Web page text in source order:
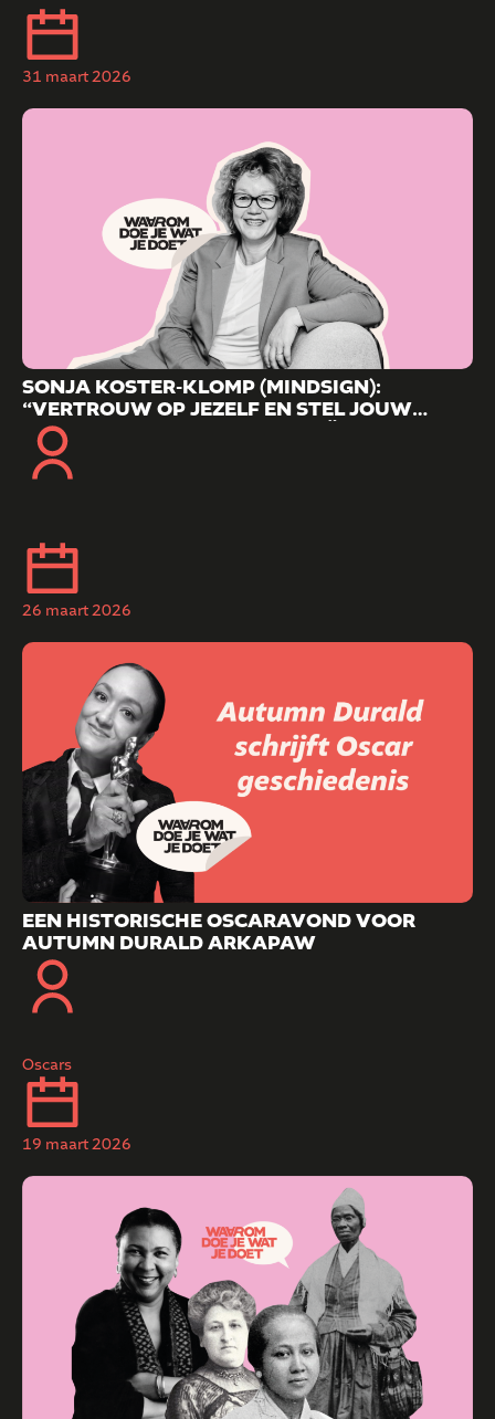
31 maart 2026
SONJA KOSTER-KLOMP (MINDSIGN):
“VERTROUW OP JEZELF EN STEL JOUW
NORM, DAN KUN JE ALLES CREËREN WAT BIJ
JE PAST. DAT DOE IK MET MEER MENSELIJKE
EN SNELLERE MENTALE ZORG.”
26 maart 2026
EEN HISTORISCHE OSCARAVOND VOOR
AUTUMN DURALD ARKAPAW
Oscars
19 maart 2026